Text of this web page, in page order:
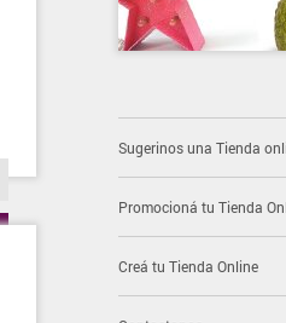
Sugerinos una Tienda
Promocioná tu Tienda
Creá tu Tienda Online